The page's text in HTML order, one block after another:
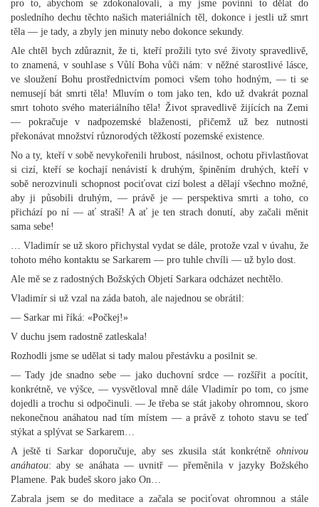
pro to, abychom se zdokonalovali, a my jsme povinni to dělat do
posledního dechu těchto našich materiálních těl, dokonce i jestli už smrt
těla — je tady, a zbyly jen minuty nebo dokonce sekundy.
Ale chtěl bych zdůraznit, že ti, kteří prožili tyto své životy spravedlivě,
to znamená, v souhlase s Vůlí Boha vůči nám: v něžné starostlivé lásce,
ve sloužení Bohu prostřednictvím pomoci všem toho hodným, — ti se
nemusejí bát smrti těla! Mluvím o tom jako ten, kdo už dvakrát poznal
smrt tohoto svého materiálního těla! Život spravedlivě žijících na Zemi
— pokračuje v nadpozemské blaženosti, přičemž už bez nutnosti
překonávat množství různorodých těžkostí pozemské existence.
No a ty, kteří v sobě nevykořenili hrubost, násilnost, ochotu přivlastňovat
si cizí, kteří se kochají nenávistí k druhým, špiněním druhých, kteří v
sobě nerozvinuli schopnost pociťovat cizí bolest a dělají všechno možné,
aby ji působili druhým, — právě je — perspektiva smrti a toho, co
přichází po ní — ať straší! A ať je ten strach donutí, aby začali měnit
sama sebe!
… Vladimír se už skoro přichystal vydat se dále, protože vzal v úvahu, že
tohoto mého kontaktu se Sarkarem — pro tuhle chvíli — už bylo dost.
Ale mě se z radostných Božských Objetí Sarkara odcházet nechtělo.
Vladimír si už vzal na záda batoh, ale najednou se obrátil:
— Sarkar mi říká: «Počkej!»
V duchu jsem radostně zatleskala!
Rozhodli jsme se udělat si tady malou přestávku a posilnit se.
— Tady jde snadno sebe — jako duchovní srdce — rozšířit a pocítit,
konkrétně, ve výšce, — vysvětloval mně dále Vladimír po tom, co jsme
dojedli a trochu si odpočinuli. — Je třeba se stát jakoby ohromnou, skoro
nekonečnou anáhatou nad tím místem — a právě z tohoto stavu se teď
stýkat a splývat se Sarkarem…
A ještě ti Sarkar doporučuje, aby ses zkusila stát konkrétně ohnivou
anáhatou: aby se anáhata — uvnitř — přeměnila v jazyky Božského
Plamene. Pak budeš skoro jako On…
Zabrala jsem se do meditace a začala se pociťovat ohromnou a stále